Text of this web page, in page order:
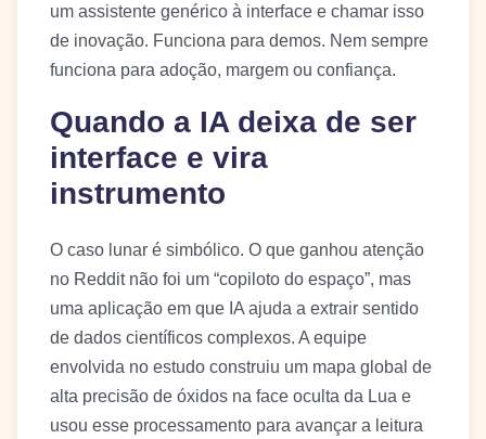
um assistente genérico à interface e chamar isso
de inovação. Funciona para demos. Nem sempre
funciona para adoção, margem ou confiança.
Quando a IA deixa de ser
interface e vira
instrumento
O caso lunar é simbólico. O que ganhou atenção
no Reddit não foi um “copiloto do espaço”, mas
uma aplicação em que IA ajuda a extrair sentido
de dados científicos complexos. A equipe
envolvida no estudo construiu um mapa global de
alta precisão de óxidos na face oculta da Lua e
usou esse processamento para avançar a leitura